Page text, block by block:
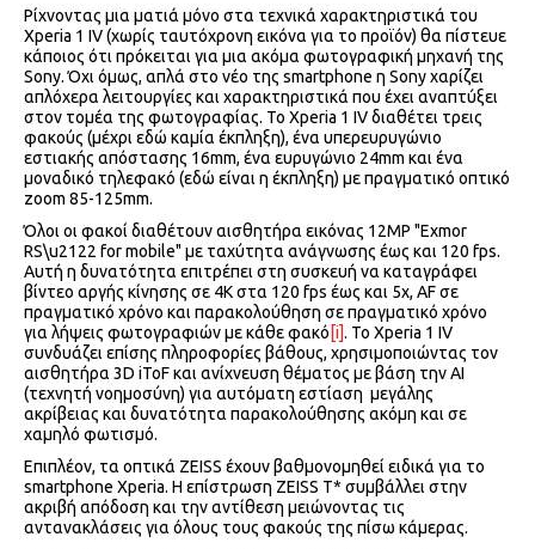
Ρίχνοντας μια ματιά μόνο στα τεχνικά χαρακτηριστικά του
Xperia 1 IV (χωρίς ταυτόχρονη εικόνα για το προϊόν) θα πίστευε
κάποιος ότι πρόκειται για μια ακόμα φωτογραφική μηχανή της
Sony. Όχι όμως, απλά στο νέο της smartphone η Sony χαρίζει
απλόχερα λειτουργίες και χαρακτηριστικά που έχει αναπτύξει
στον τομέα της φωτογραφίας. Το Xperia 1 IV διαθέτει τρεις
φακούς (μέχρι εδώ καμία έκπληξη), ένα υπερευρυγώνιο
εστιακής απόστασης 16mm, ένα ευρυγώνιο 24mm και ένα
μοναδικό τηλεφακό (εδώ είναι η έκπληξη) με πραγματικό οπτικό
zoom 85-125mm.
Όλοι οι φακοί διαθέτουν αισθητήρα εικόνας 12MP "Exmor
RS\u2122 for mobile" με ταχύτητα ανάγνωσης έως και 120 fps.
Αυτή η δυνατότητα επιτρέπει στη συσκευή να καταγράφει
βίντεο αργής κίνησης σε 4K στα 120 fps έως και 5x, AF σε
πραγματικό χρόνο και παρακολούθηση σε πραγματικό χρόνο
για λήψεις φωτογραφιών με κάθε φακό [i]. Το Xperia 1 IV
συνδυάζει επίσης πληροφορίες βάθους, χρησιμοποιώντας τον
αισθητήρα 3D iToF και ανίχνευση θέματος με βάση την ΑΙ
(τεχνητή νοημοσύνη) για αυτόματη εστίαση μεγάλης
ακρίβειας και δυνατότητα παρακολούθησης ακόμη και σε
χαμηλό φωτισμό.
Επιπλέον, τα οπτικά ZEISS έχουν βαθμονομηθεί ειδικά για το
smartphone Xperia. Η επίστρωση ZEISS T* συμβάλλει στην
ακριβή απόδοση και την αντίθεση μειώνοντας τις
αντανακλάσεις για όλους τους φακούς της πίσω κάμερας.